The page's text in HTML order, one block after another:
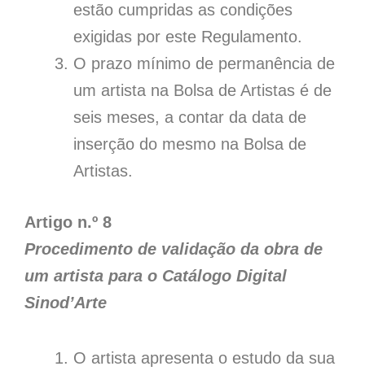
estão cumpridas as condições
exigidas por este Regulamento.
O prazo mínimo de permanência de
um artista na Bolsa de Artistas é de
seis meses, a contar da data de
inserção do mesmo na Bolsa de
Artistas.
Artigo n.º 8
Procedimento de validação da obra de
um artista para o Catálogo Digital
Sinod’Arte
O artista apresenta o estudo da sua